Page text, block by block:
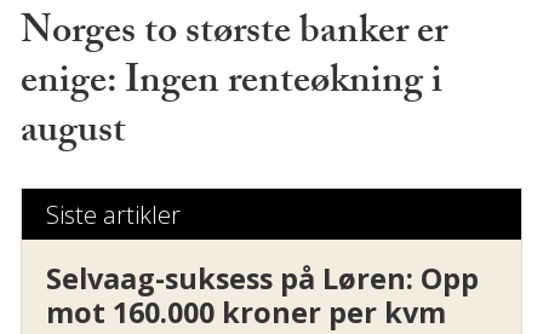
Norges to største banker er
enige: Ingen renteøkning i
august
Siste artikler
Selvaag-suksess på Løren: Opp
mot 160.000 kroner per kvm